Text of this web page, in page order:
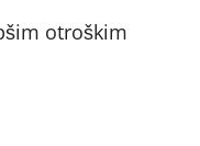
otroškim